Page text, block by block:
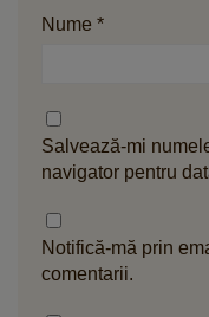
Nume *
Salvează-mi
navigator pentru
Notifică-mă prin
comentarii.